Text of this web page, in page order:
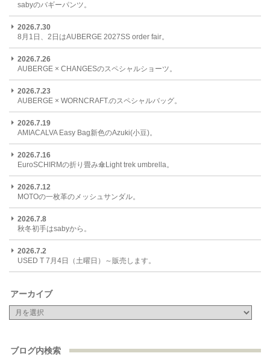
sabyのバギーパンツ。
2026.7.30
8月1日、2日はAUBERGE 2027SS order fair。
2026.7.26
AUBERGE × CHANGESのスペシャルショーツ。
2026.7.23
AUBERGE × WORNCRAFT.のスペシャルバッグ。
2026.7.19
AMIACALVA Easy Bag新色のAzuki(小豆)。
2026.7.16
EuroSCHIRMの折り畳み傘Light trek umbrella。
2026.7.12
MOTOの一枚革のメッシュサンダル。
2026.7.8
秋冬初手はsabyから。
2026.7.2
USED T 7月4日（土曜日）～販売します。
アーカイブ
ブログ内検索